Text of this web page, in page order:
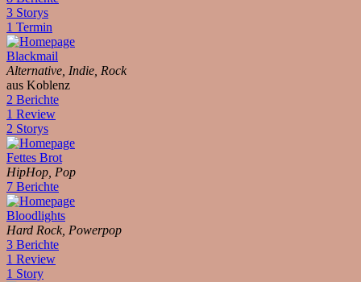
3 Storys
1 Termin
Blackmail
Alternative, Indie, Rock
aus Koblenz
2 Berichte
1 Review
2 Storys
Fettes Brot
HipHop, Pop
7 Berichte
Bloodlights
Hard Rock, Powerpop
3 Berichte
1 Review
1 Story